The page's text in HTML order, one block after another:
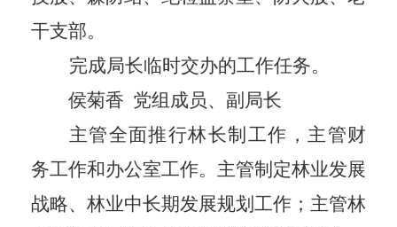
干支部。
完成局长临时交办的工作任务。
侯菊香 党组成员、副局长
主管全面推行林长制工作，主管财
务工作和办公室工作。主管制定林业发展
战略、林业中长期发展规划工作；主管林